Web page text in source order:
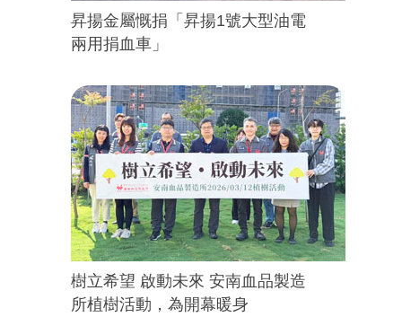
昇揚金屬慨捐「昇揚1號大型油電
兩用捐血車」
樹立希望 啟動未來 安南血品製造
所植樹活動，為開幕暖身